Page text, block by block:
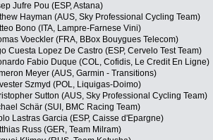
Jufre Pou (ESP, Astana)
Hayman (AUS, Sky Professional Cycling Team)
Bono (ITA, Lampre-Farnese Vini)
Voeckler (FRA, BBox Bouygues Telecom)
Cuesta Lopez De Castro (ESP, Cervelo Test Team)
Fabio Duque (COL, Cofidis, Le Credit En Ligne)
Meyer (AUS, Garmin - Transitions)
Szmyd (POL, Liquigas-Doimo)
Sutton (AUS, Sky Professional Cycling Team)
Schär (SUI, BMC Racing Team)
Lastras Garcia (ESP, Caisse d'Epargne)
Russ (GER, Team Milram)